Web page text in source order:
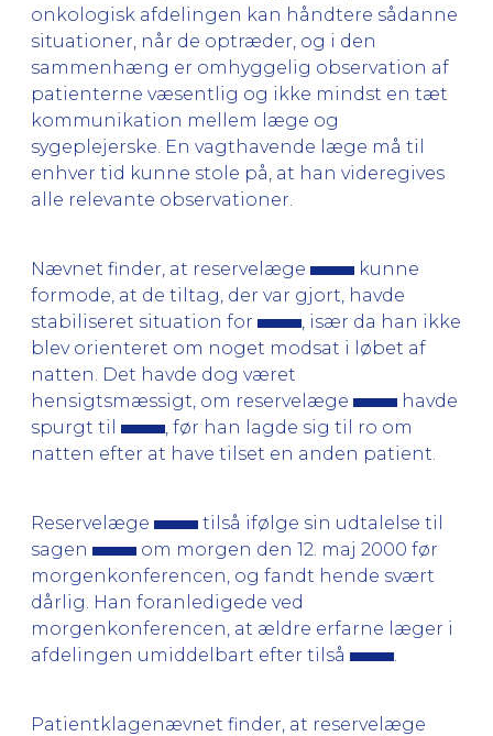
onkologisk afdelingen kan håndtere sådanne
situationer, når de optræder, og i den
sammenhæng er omhyggelig observation af
patienterne væsentlig og ikke mindst en tæt
kommunikation mellem læge og
sygeplejerske. En vagthavende læge må til
enhver tid kunne stole på, at han videregives
alle relevante observationer.
Nævnet finder, at reservelæge
kunne
formode, at de tiltag, der var gjort, havde
stabiliseret situation for
, især da han ikke
blev orienteret om noget modsat i løbet af
natten. Det havde dog været
hensigtsmæssigt, om reservelæge
havde
spurgt til
, før han lagde sig til ro om
natten efter at have tilset en anden patient.
Reservelæge
tilså ifølge sin udtalelse til
sagen
om morgen den 12. maj 2000 før
morgenkonferencen, og fandt hende svært
dårlig. Han foranledigede ved
morgenkonferencen, at ældre erfarne læger i
afdelingen umiddelbart efter tilså
Patientklagenævnet finder, at reservelæge